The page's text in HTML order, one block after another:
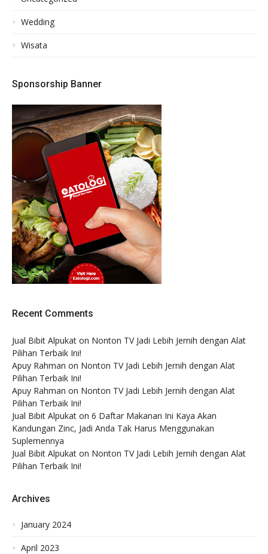
Wedding
Wisata
Sponsorship Banner
Recent Comments
Jual Bibit Alpukat on Nonton TV Jadi Lebih Jernih dengan Alat
Pilihan Terbaik Ini!
Apuy Rahman on Nonton TV Jadi Lebih Jernih dengan Alat
Pilihan Terbaik Ini!
Apuy Rahman on Nonton TV Jadi Lebih Jernih dengan Alat
Pilihan Terbaik Ini!
Jual Bibit Alpukat on 6 Daftar Makanan Ini Kaya Akan
Kandungan Zinc, Jadi Anda Tak Harus Menggunakan
Suplemennya
Jual Bibit Alpukat on Nonton TV Jadi Lebih Jernih dengan Alat
Pilihan Terbaik Ini!
Archives
January 2024
April 2023